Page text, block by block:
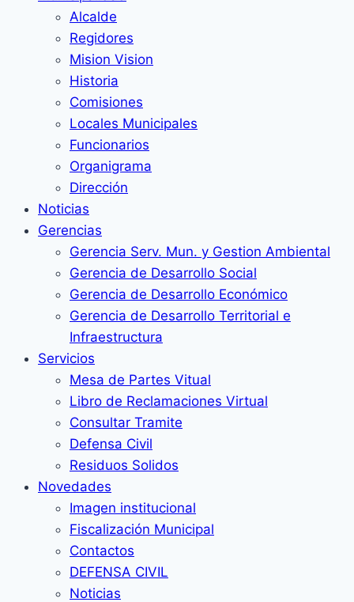
Alcalde
Regidores
Mision Vision
Historia
Comisiones
Locales Municipales
Funcionarios
Organigrama
Dirección
Noticias
Gerencias
Gerencia Serv. Mun. y Gestion Ambiental
Gerencia de Desarrollo Social
Gerencia de Desarrollo Económico
Gerencia de Desarrollo Territorial e
Infraestructura
Servicios
Mesa de Partes Vitual
Libro de Reclamaciones Virtual
Consultar Tramite
Defensa Civil
Residuos Solidos
Novedades
Imagen institucional
Fiscalización Municipal
Contactos
DEFENSA CIVIL
Noticias